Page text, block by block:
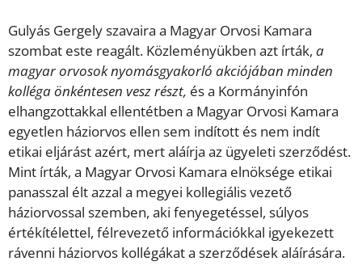
Gulyás Gergely szavaira a Magyar Orvosi Kamara
szombat este reagált. Közleményükben azt írták, a
magyar orvosok nyomásgyakorló akciójában minden
kolléga önkéntesen vesz részt, és a Kormányinfón
elhangzottakkal ellentétben a Magyar Orvosi Kamara
egyetlen háziorvos ellen sem indított és nem indít
etikai eljárást azért, mert aláírja az ügyeleti szerződést.
Mint írták, a Magyar Orvosi Kamara elnöksége etikai
panasszal élt azzal a megyei kollegiális vezető
háziorvossal szemben, aki fenyegetéssel, súlyos
értékítélettel, félrevezető információkkal igyekezett
rávenni háziorvos kollégákat a szerződések aláírására.